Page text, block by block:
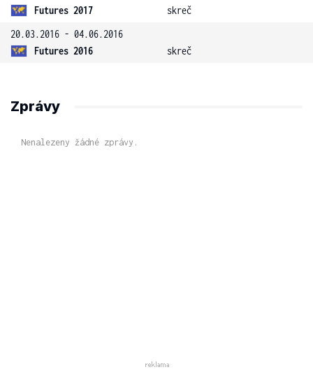
Futures 2017
skreč
20.03.2016 - 04.06.2016
Futures 2016
skreč
Zprávy
Nenalezeny žádné zprávy.